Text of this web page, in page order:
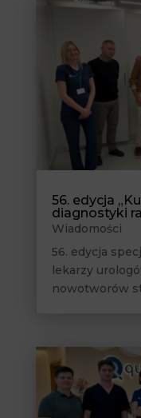
56. edycja
diagnostyki
Wiadomości
56. edycja
lekarzy
nowotworów